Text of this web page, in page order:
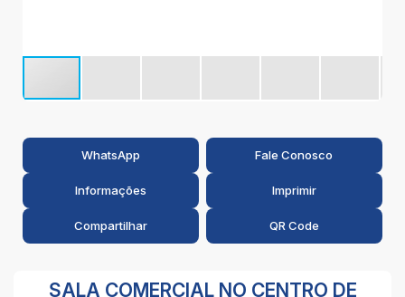
WhatsApp Fale Conosco
Informações Imprimir
Compartilhar QR Code
SALA COMERCIAL NO CENTRO DE